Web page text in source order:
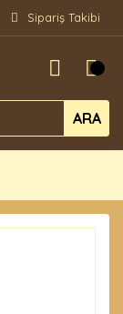
Sipariş Takibi
ARA